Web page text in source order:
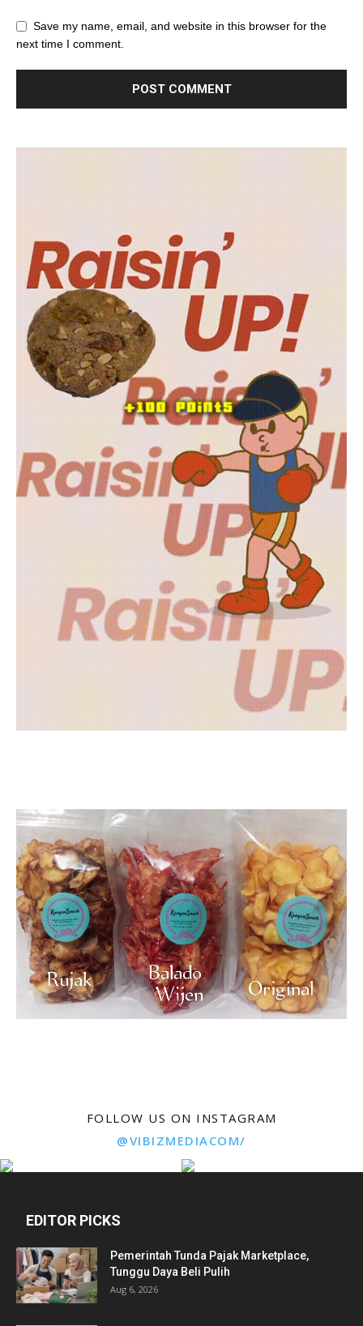
Save my name, email, and website in this browser for the
next time I comment.
FOLLOW US ON INSTAGRAM
@VIBIZMEDIACOM/
EDITOR PICKS
Pemerintah Tunda Pajak Marketplace,
Tunggu Daya Beli Pulih
Aug 6, 2026